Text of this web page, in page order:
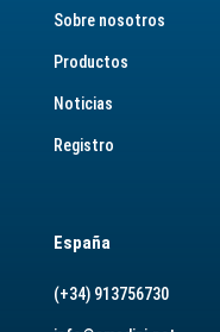
Sobre nosotros
Productos
Noticias
Registro
España
(+34) 913756730